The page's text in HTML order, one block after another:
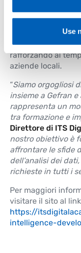
Use
partner al corso
capitale umano,
concreta per
rafforzando al
aziende locali.
“Siamo orgogliosi
insieme a Gefran
rappresenta un
tra formazione e
Direttore di ITS
nostro obiettivo è
affrontare le sfide
dell’analisi dei
richieste in tutti i
Per maggiori
visitare il sito al link
https://
intelligence-